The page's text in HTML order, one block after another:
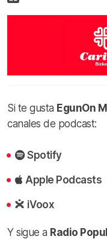
Si te gusta EgunOn
canales de podcast:
Spotify
Apple Podcasts
iVoox
Y sigue a Radio